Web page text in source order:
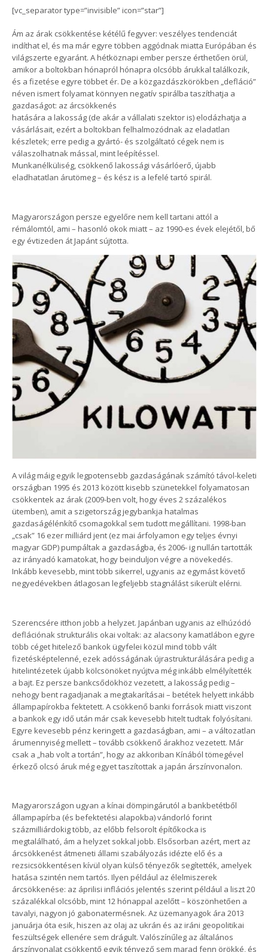
[vc_separator type=”invisible” icon=”star”]
Ám az árak csökkentése kétélű fegyver: veszélyes tendenciát
indíthat el, és ma már egyre többen aggódnak miatta Európában és
világszerte egyaránt. A hétköznapi ember persze érthetően örül,
amikor a boltokban hónapról hónapra olcsóbb árukkal találkozik,
és a fizetése egyre többet ér. De a közgazdászkörökben „defláció”
néven ismert folyamat könnyen negatív spirálba taszíthatja a
gazdaságot: az árcsökkenés
hatására a lakosság (de akár a vállalati szektor is) elodázhatja a
vásárlásait, ezért a boltokban felhalmozódnak az eladatlan
készletek; erre pedig a gyártó- és szolgáltató cégek nem is
válaszolhatnak mással, mint leépítéssel.
Munkanélküliség, csökkenő lakossági vásárlóerő, újabb
eladhatatlan árutömeg – és kész is a lefelé tartó spirál.
Magyarországon persze egyelőre nem kell tartani attól a
rémálomtól, ami – hasonló okok miatt – az 1990-es évek elejétől, bő
egy évtizeden át Japánt sújtotta.
A világ máig egyik legpotensebb gazdaságának számító távol-keleti
országban 1995 és 2013 között kisebb szünetekkel folyamatosan
csökkentek az árak (2009-ben volt, hogy éves 2 százalékos
ütemben), amit a szigetország jegybankja hatalmas
gazdaságélénkítő csomagokkal sem tudott megállítani. 1998-ban
„csak” 16 ezer milliárd jent (ez mai árfolyamon egy teljes évnyi
magyar GDP) pumpáltak a gazdaságba, és 2006- ig nullán tartották
az irányadó kamatokat, hogy beinduljon végre a növekedés.
Inkább kevesebb, mint több sikerrel, ugyanis az egymást követő
negyedévekben átlagosan legfeljebb stagnálást sikerült elérni.
Szerencsére itthon jobb a helyzet. Japánban ugyanis az elhúzódó
deflációnak strukturális okai voltak: az alacsony kamatlábon egyre
több céget hitelező bankok ügyfelei közül mind több vált
fizetésképtelenné, ezek adósságának újrastrukturálására pedig a
hitelintézetek újabb kölcsönöket nyújtva még inkább elmélyítették
a bajt. Ez persze bankcsődökhöz vezetett, a lakosság pedig –
nehogy bent ragadjanak a megtakarításai – betétek helyett inkább
állampapírokba fektetett. A csökkenő banki források miatt viszont
a bankok egy idő után már csak kevesebb hitelt tudtak folyósítani.
Egyre kevesebb pénz keringett a gazdaságban, ami – a változatlan
árumennyiség mellett – tovább csökkenő árakhoz vezetett. Már
csak a „hab volt a tortán”, hogy az akkoriban Kínából tömegével
érkező olcsó áruk még egyet taszítottak a japán árszínvonalon.
Magyarországon ugyan a kínai dömpingárutól a bankbetétből
állampapírba (és befektetési alapokba) vándorló forint
százmilliárdokig több, az előbb felsorolt építőkocka is
megtalálható, ám a helyzet sokkal jobb. Elsősorban azért, mert az
árcsökkenést átmeneti állami szabályozás idézte elő és a
rezsicsökkentésen kívül olyan külső tényezők segítették, amelyek
hatása szintén nem tartós. Ilyen például az élelmiszerek
árcsökkenése: az áprilisi inflációs jelentés szerint például a liszt 20
százalékkal olcsóbb, mint 12 hónappal azelőtt – köszönhetően a
tavalyi, nagyon jó gabonatermésnek. Az üzemanyagok ára 2013
januárja óta esik, hiszen az olaj az ukrán és az iráni geopolitikai
feszültségek ellenére sem drágult. Valószínűleg az általános
árszínvonalat csökkentő egyik tényező sem marad fenn örökké, és